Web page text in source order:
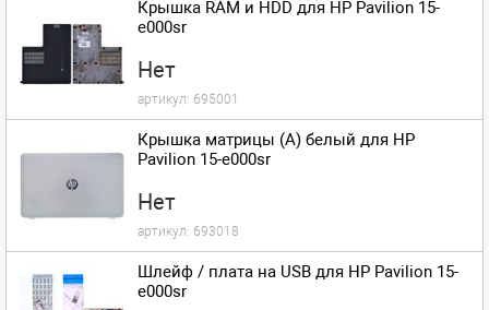
Крышка RAM и HDD для HP Pavilion 15-
e000sr
Нет
артикул: 695001
Крышка матрицы (A) белый для HP
Pavilion 15-e000sr
Нет
артикул: 693018
Шлейф / плата на USB для HP Pavilion 15-
e000sr